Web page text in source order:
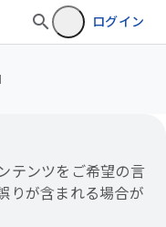
ログイン
テンツをご希望の言
りが含まれる場合が